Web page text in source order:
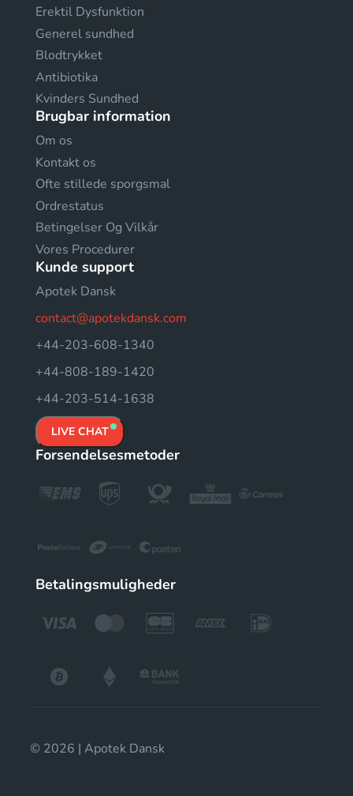
Erektil Dysfunktion
Generel sundhed
Blodtrykket
Antibiotika
Kvinders Sundhed
Brugbar information
Om os
Kontakt os
Ofte stillede sporgsmal
Ordrestatus
Betingelser Og Vilkår
Vores Procedurer
Kunde support
Apotek Dansk
contact@apotekdansk.com
+44-203-608-1340
+44-808-189-1420
+44-203-514-1638
LIVE CHAT
Forsendelsesmetoder
Betalingsmuligheder
© 2026 | Apotek Dansk